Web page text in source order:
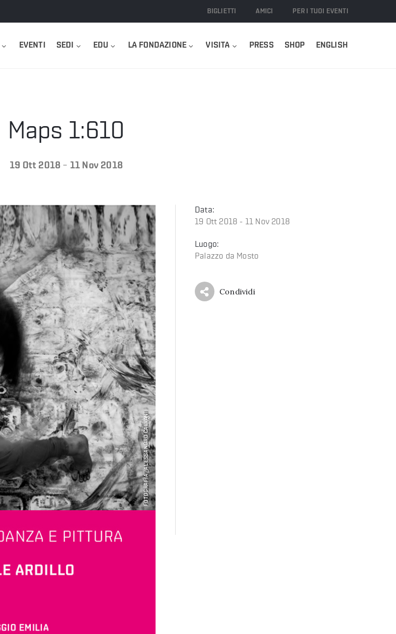
BIGLIETTI AMICI PER I TUOI EVENTI
EVENTI SEDI EDU LA FONDAZIONE VISITA PRESS SHOP ENGLISH
Maps 1:610
19 Ott 2018 - 11 Nov 2018
Data:
19 Ott 2018 - 11 Nov 2018
Luogo:
Palazzo da Mosto
Condividi